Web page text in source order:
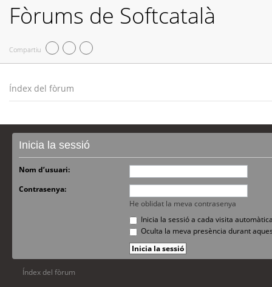
Fòrums de Softcatalà
Compartiu
Índex del fòrum
Inicia la sessió
Nom d’usuari:
Contrasenya:
He oblidat la meva contrasenya
Inicia la sessió a cada visita
Oculta la meva presència durant
Índex del fòrum